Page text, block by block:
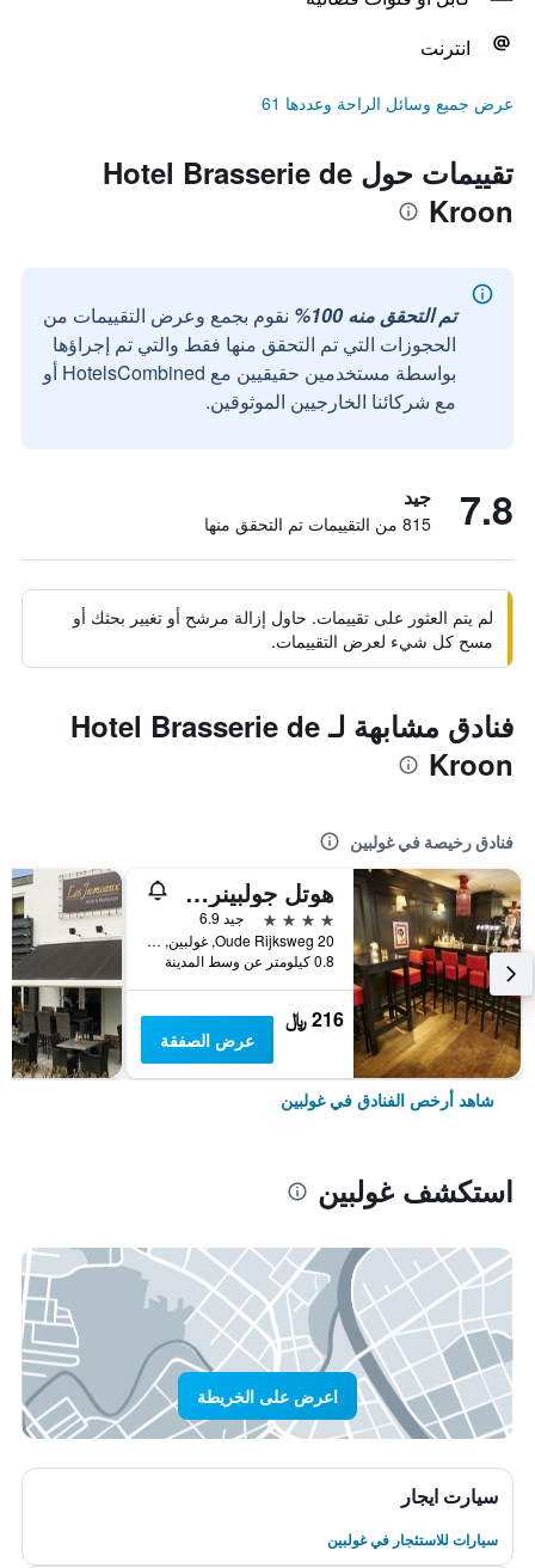
انترنت
عرض جميع وسائل الراحة وعددها 61
تقييمات حول Hotel Brasserie de
Kroon
تم التحقق منه 100%
نقوم بجمع وعرض التقييمات من
الحجوزات التي تم التحقق منها فقط والتي تم إجراؤها
بواسطة مستخدمين حقيقيين مع HotelsCombined أو
مع شركائنا الخارجيين الموثوقين.
7.8 جيد
815 من التقييمات تم التحقق منها
لم يتم العثور على تقييمات. حاول إزالة مرشح أو تغيير بحثك أو
مسح كل شيء لعرض التقييمات.
فنادق مشابهة لـ Hotel Brasserie de
Kroon
فنادق رخيصة في غولبين
هوتل جولبينرلاند
4 نجوم
جيد 6.9
Oude Rijksweg 20, غولبين, مقاطعة ليمبورغ, هولندا
0.8 كيلومتر عن وسط المدينة
216 ﷼
عرض الصفقة
شاهد أرخص الفنادق في غولبين
استكشف غولبين
اعرض على الخريطة
سيارت ايجار
سيارات للاستئجار في غولبين